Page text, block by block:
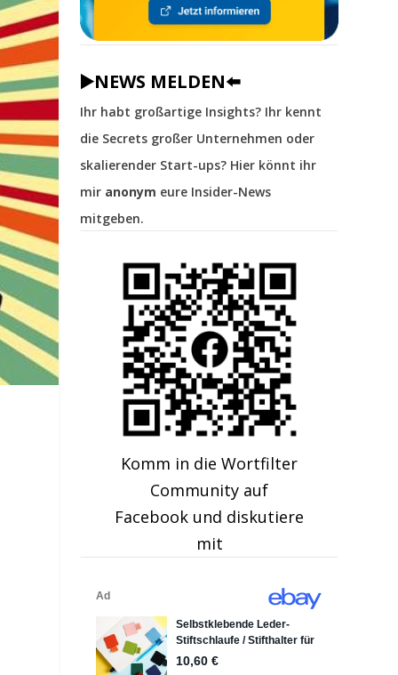
▶️NEWS MELDEN⬅️
Ihr habt großartige Insights? Ihr kennt
die Secrets großer Unternehmen oder
skalierender Start-ups? Hier könnt ihr
mir anonym eure Insider-News
mitgeben.
Komm in die Wortfilter
Community auf
Facebook und diskutiere
mit